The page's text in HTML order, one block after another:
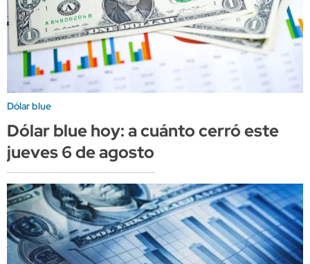
Dólar blue
Dólar blue hoy: a cuánto cerró este
jueves 6 de agosto